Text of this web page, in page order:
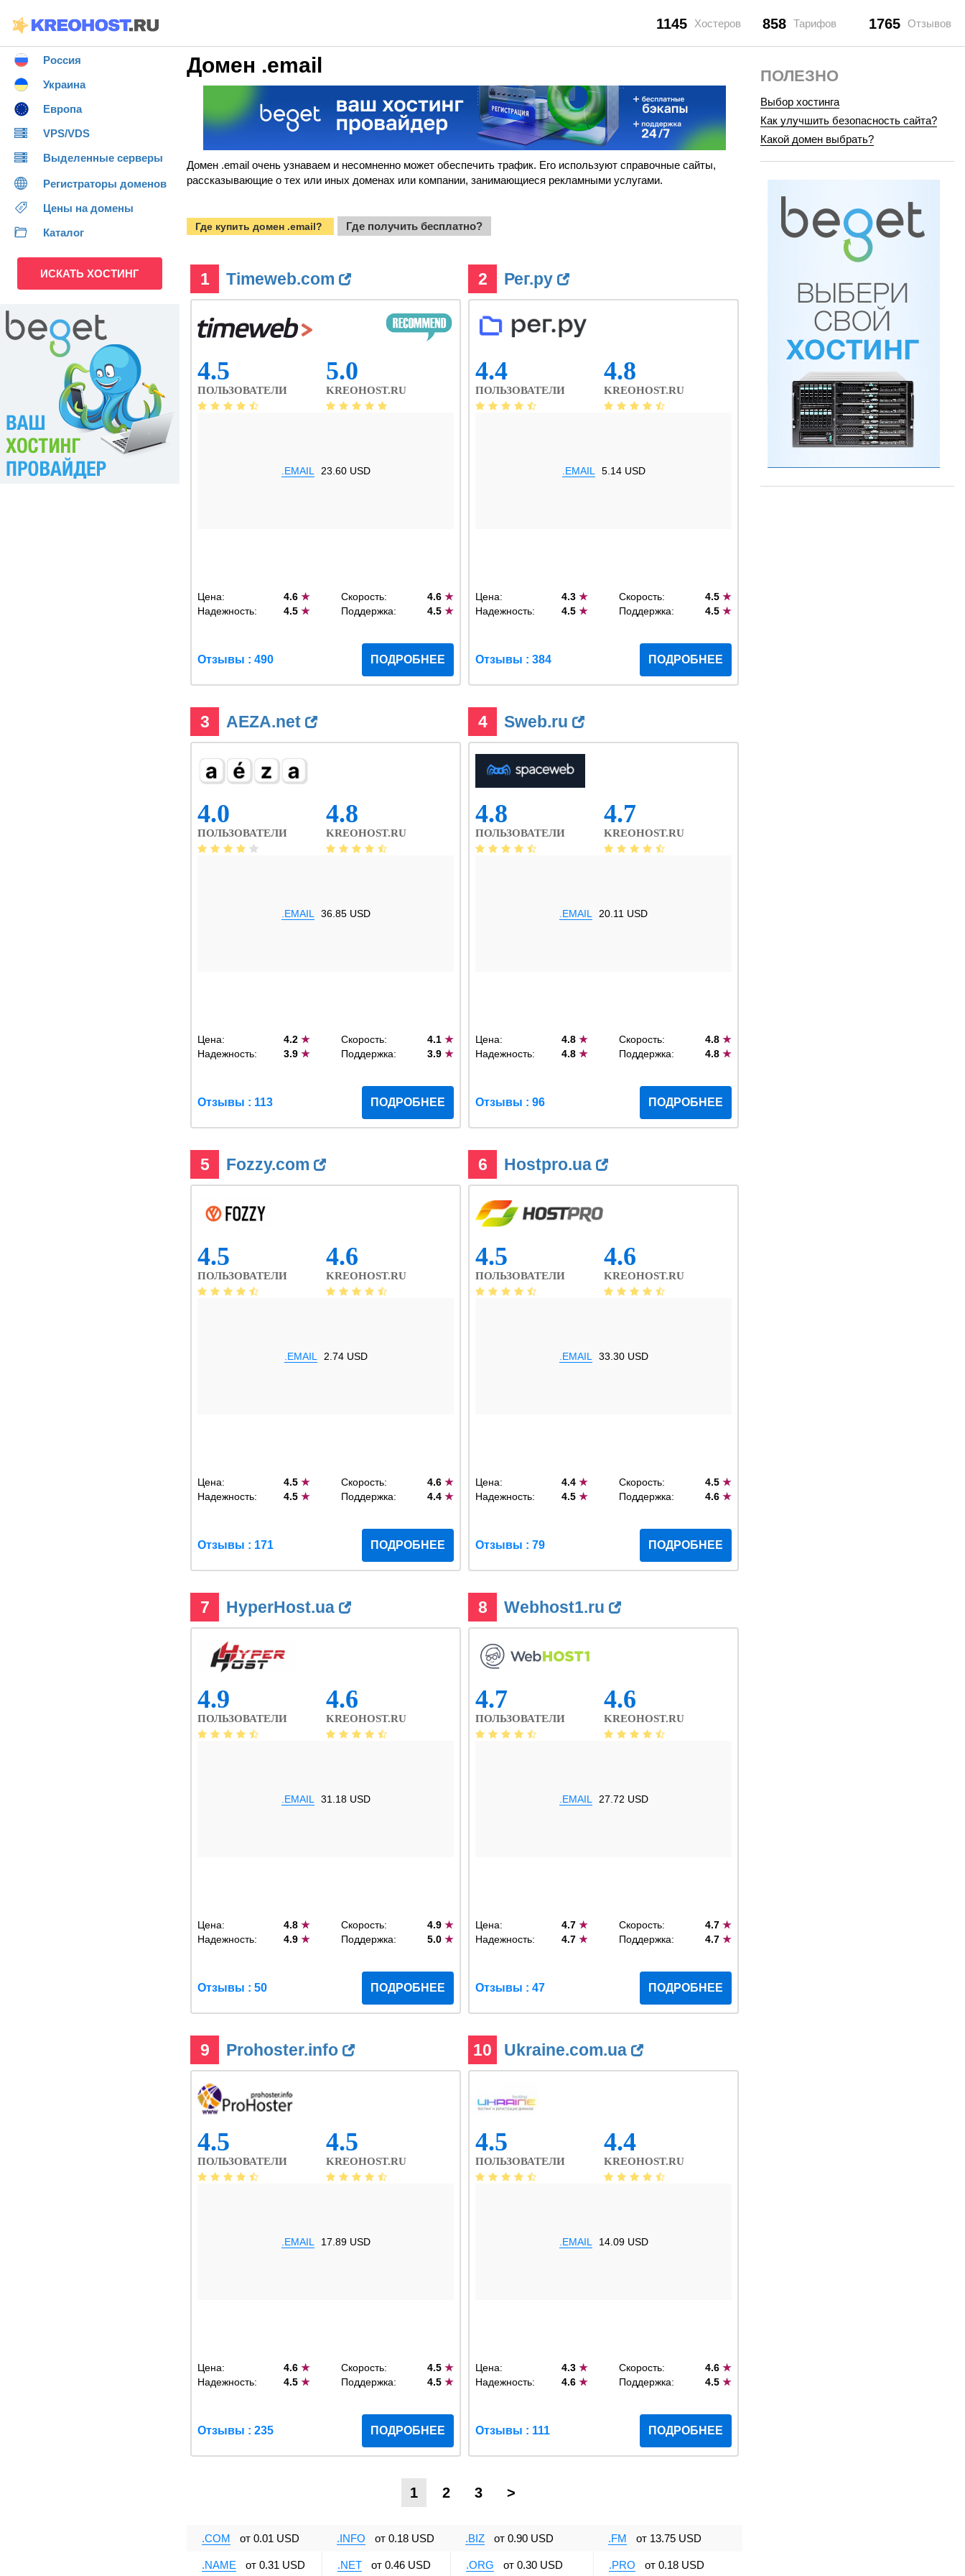
Россия
Украина
Европа
VPS/VDS
Выделенные серверы
Регистраторы доменов
Цены на домены
Каталог
ИСКАТЬ ХОСТИНГ
1145 Хостеров 858 Тарифов 1765 Отзывов
Домен .email
Домен .email очень узнаваем и несомненно может обеспечить трафик. Его используют справочные сайты,
рассказывающие о тех или иных доменах или компании, занимающиеся рекламными услугами.
Где купить домен .email? Где получить бесплатно?
1 Timeweb.com
4.5
ПОЛЬЗОВАТЕЛИ
5.0
KREOHOST.RU
.EMAIL 23.60 USD
Цена: 4.6★ Скорость: 4.6 ★
Надежность:
4.5★ Поддержка: 4.5 ★
Отзывы : 490 ПОДРОБНЕЕ
2 Рег.ру
4.4
ПОЛЬЗОВАТЕЛИ
4.8
KREOHOST.RU
.EMAIL 5.14 USD
Цена: 4.3★ Скорость: 4.5 ★
Надежность:
4.5★ Поддержка: 4.5 ★
Отзывы : 384 ПОДРОБНЕЕ
3 AEZA.net
4.0
ПОЛЬЗОВАТЕЛИ
4.8
KREOHOST.RU
.EMAIL 36.85 USD
Цена: 4.2★ Скорость: 4.1 ★
Надежность:
3.9★ Поддержка: 3.9 ★
Отзывы : 113 ПОДРОБНЕЕ
4 Sweb.ru
4.8
ПОЛЬЗОВАТЕЛИ
4.7
KREOHOST.RU
.EMAIL 20.11 USD
Цена: 4.8★ Скорость: 4.8 ★
Надежность:
4.8★ Поддержка: 4.8 ★
Отзывы : 96 ПОДРОБНЕЕ
5 Fozzy.com
4.5
ПОЛЬЗОВАТЕЛИ
4.6
KREOHOST.RU
.EMAIL 2.74 USD
Цена: 4.5★ Скорость: 4.6 ★
Надежность:
4.5★ Поддержка: 4.4 ★
Отзывы : 171 ПОДРОБНЕЕ
6 Hostpro.ua
4.5
ПОЛЬЗОВАТЕЛИ
4.6
KREOHOST.RU
.EMAIL 33.30 USD
Цена: 4.4★ Скорость: 4.5 ★
Надежность:
4.5★ Поддержка: 4.6 ★
Отзывы : 79 ПОДРОБНЕЕ
7 HyperHost.ua
4.9
ПОЛЬЗОВАТЕЛИ
4.6
KREOHOST.RU
.EMAIL 31.18 USD
Цена: 4.8★ Скорость: 4.9 ★
Надежность:
4.9★ Поддержка: 5.0 ★
Отзывы : 50 ПОДРОБНЕЕ
8 Webhost1.ru
4.7
ПОЛЬЗОВАТЕЛИ
4.6
KREOHOST.RU
.EMAIL 27.72 USD
Цена: 4.7★ Скорость: 4.7 ★
Надежность:
4.7★ Поддержка: 4.7 ★
Отзывы : 47 ПОДРОБНЕЕ
9 Prohoster.info
4.5
ПОЛЬЗОВАТЕЛИ
4.5
KREOHOST.RU
.EMAIL 17.89 USD
Цена: 4.6★ Скорость: 4.5 ★
Надежность:
4.5★ Поддержка: 4.5 ★
Отзывы : 235 ПОДРОБНЕЕ
10 Ukraine.com.ua
4.5
ПОЛЬЗОВАТЕЛИ
4.4
KREOHOST.RU
.EMAIL 14.09 USD
Цена: 4.3★ Скорость: 4.6 ★
Надежность:
4.6★ Поддержка: 4.5 ★
Отзывы : 111 ПОДРОБНЕЕ
1 2 3 >
.COM от 0.01 USD .INFO от 0.18 USD .BIZ от 0.90 USD .FM от 13.75 USD
.NAME от 0.31 USD .NET от 0.46 USD .ORG от 0.30 USD .PRO от 0.18 USD
ПОЛЕЗНО
Выбор хостинга
Как улучшить безопасность сайта?
Какой домен выбрать?